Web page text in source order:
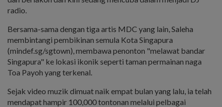
radio.
Bersama-sama dengan tiga artis MDC yang lain, Saleha
membintangi pembikinan semula Kota Singapura
(mindef.sg/sgtown), membawa penonton "melawat bandar
Singapura" ke lokasi ikonik seperti taman permainan naga
Toa Payoh yang terkenal.
Sejak video muzik dimuat naik empat bulan yang lalu, ia telah
mendapat hampir 100,000 tontonan melalui pelbagai